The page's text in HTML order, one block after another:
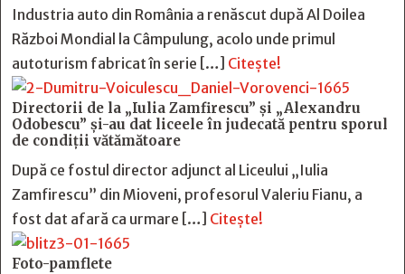
Industria auto din România a renăscut după Al Doilea
Război Mondial la Câmpulung, acolo unde primul
autoturism fabricat în serie […] Citește!
Directorii de la „Iulia Zamfirescu” și „Alexandru
Odobescu” și-au dat liceele în judecată pentru sporul
de condiții vătămătoare
După ce fostul director adjunct al Liceului „Iulia
Zamfirescu” din Mioveni, profesorul Valeriu Fianu, a
fost dat afară ca urmare […] Citește!
Foto-pamflete